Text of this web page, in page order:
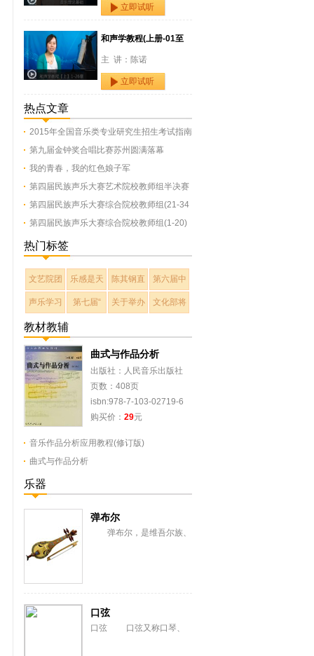
立即试听
和声学教程(上册-01至
主 讲：陈诺
立即试听
热点文章
2015年全国音乐类专业研究生招生考试指南
第九届金钟奖合唱比赛苏州圆满落幕
我的青春，我的红色娘子军
第四届民族声乐大赛艺术院校教师组半决赛
第四届民族声乐大赛综合院校教师组(21-34
第四届民族声乐大赛综合院校教师组(1-20)
热门标签
文艺院团 乐感是天 陈其钢直 第六届中
声乐学习 第七届“ 关于举办 文化部将
教材教辅
曲式与作品分析
出版社：人民音乐出版社
页数：408页
isbn:978-7-103-02719-6
购买价： 29元
音乐作品分析应用教程(修订版)
曲式与作品分析
乐器
弹布尔
弹布尔，是维吾尔族、
口弦
口弦 口弦又称口琴、